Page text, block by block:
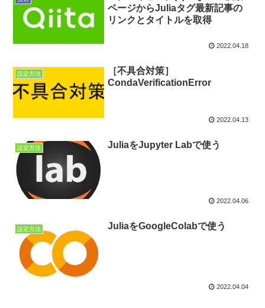
ページからJuliaタグ最新記事の
リンクとタイトルを取得
2022.04.18
設定方法
［不具合対策］
CondaVerificationError
2022.04.13
設定方法 JuliaをJupyter Labで使う
2022.04.06
設定方法 JuliaをGoogleColabで使う
2022.04.04